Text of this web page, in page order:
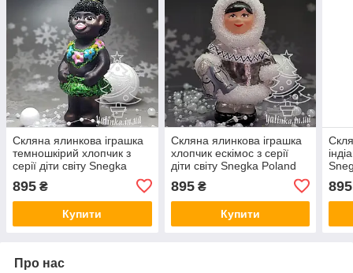
Скляна ялинкова іграшка
темношкірий хлопчик з
серії діти світу Snegka
895 ₴
Купити
Скляна ялинкова іграшка
хлопчик ескімос з серії
діти світу Snegka Poland
895₴
Купити
895
Про нас